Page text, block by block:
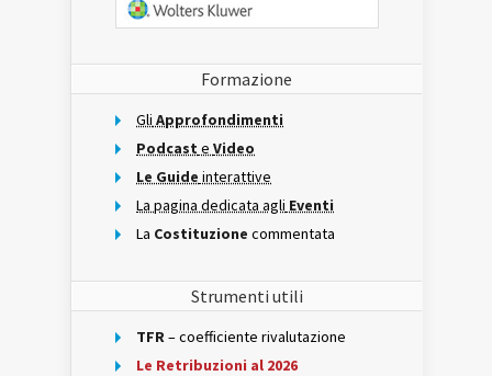
Formazione
Gli Approfondimenti
Podcast e Video
Le Guide interattive
La pagina dedicata agli Eventi
La Costituzione commentata
Strumenti utili
TFR– coefficiente rivalutazione
Le Retribuzioni al 2026